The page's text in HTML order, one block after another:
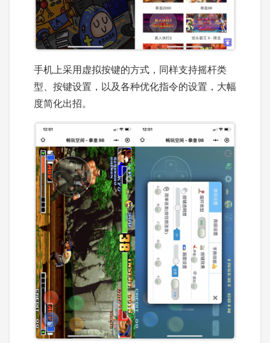
手机上采用虚拟按键的方式，同样支持摇杆类
型、按键设置，以及各种优化指令的设置，大幅
度简化出招。